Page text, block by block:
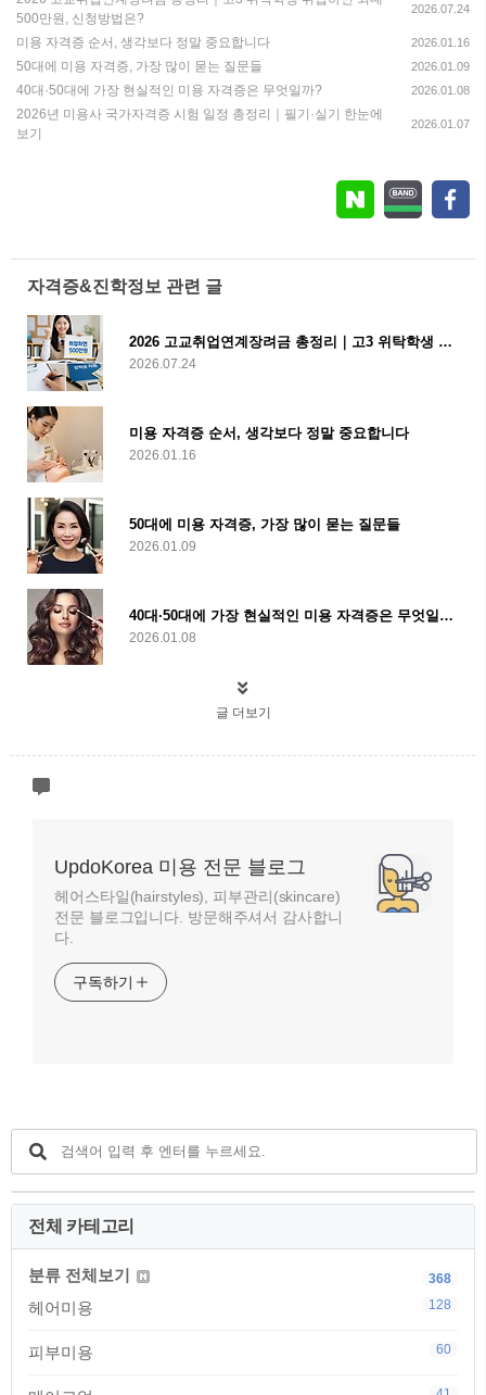
500만원, 신청방법은?
2026.07.24
미용 자격증 순서, 생각보다 정말 중요합니다 2026.01.16
50대에 미용 자격증, 가장 많이 묻는 질문들 2026.01.09
40대·50대에 가장 현실적인 미용 자격증은 무엇일까? 2026.01.08
2026년 미용사 국가자격증 시험 일정 총정리｜필기·실기 한눈에
보기
2026.01.07
자격증&진학정보 관련 글
2026 고교취업연계장려금 총정리｜고3 위탁학생 취업하면 최대 500만원, 신청방법은?
2026.07.24
미용 자격증 순서, 생각보다 정말 중요합니다
2026.01.16
50대에 미용 자격증, 가장 많이 묻는 질문들
2026.01.09
40대·50대에 가장 현실적인 미용 자격증은 무엇일까?
2026.01.08
글 더보기
UpdoKorea 미용 전문 블로그
헤어스타일(hairstyles), 피부관리(skincare)
전문 블로그입니다. 방문해주셔서 감사합니
다.
구독하기
전체 카테고리
분류 전체보기 368
헤어미용 128
피부미용 60